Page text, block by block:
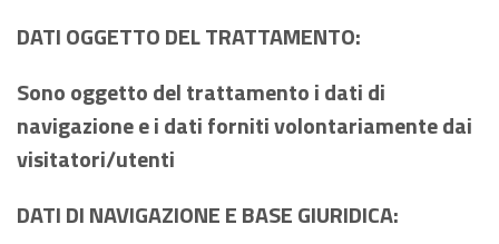
DATI OGGETTO DEL TRATTAMENTO:
Sono oggetto del trattamento i dati di
navigazione e i dati forniti volontariamente dai
visitatori/utenti
DATI DI NAVIGAZIONE E BASE GIURIDICA: